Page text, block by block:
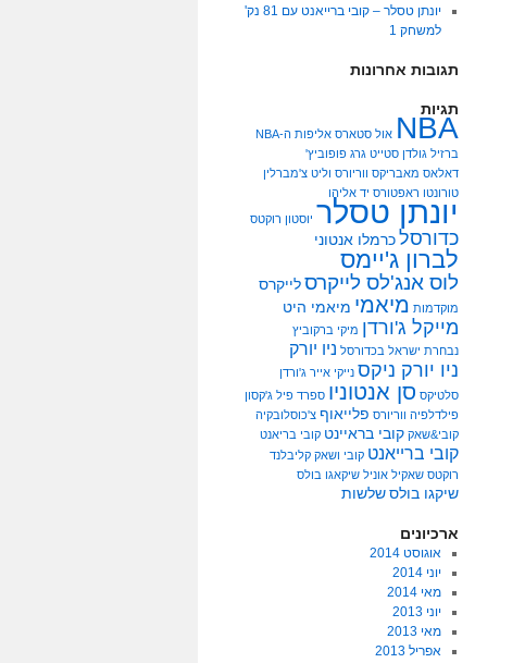
יונתן טסלר – קובי ברייאנט עם 81 נק'
למשחק 1
תגובות אחרונות
תגיות
NBA אול סטארס אליפות ה-NBA
ברזיל גולדן סטייט גרג פופוביץ'
דאלאס מאבריקס ווריורס וליט צ'מברלין
טורונטו ראפטורס יד אליהו
יונתן טסלר יוסטון רוקטס
כדורסל כרמלו אנטוני
לברון ג'יימס
לוס אנג'לס לייקרס לייקרס
מוקדמות מיאמי מיאמי היט
מייקל ג'ורדן מיקי ברקוביץ
נבחרת ישראל בכדורסל ניו יורק
ניו יורק ניקס נייקי אייר ג'ורדן
סלטיקס סן אנטוניו ספרד פיל ג'קסון
פילדלפיה ווריורס פלייאוף צ'כוסלובקיה
קובי&שאק קובי בראיינט קובי בריאנט
קובי ברייאנט קובי ושאק קליבלנד
רוקטס שאקיל אוניל שיקאגו בולס
שיקגו בולס שלשות
ארכיונים
אוגוסט 2014
יוני 2014
מאי 2014
יוני 2013
מאי 2013
אפריל 2013